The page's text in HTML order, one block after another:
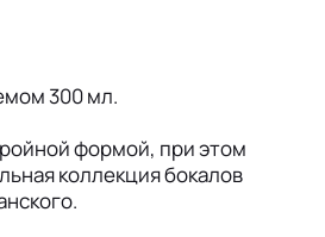
300 мл.
формой, при этом
коллекция бокалов